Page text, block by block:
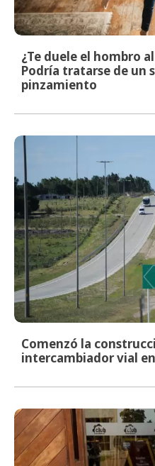
¿Te duele el hombro
Podría tratarse de un
pinzamiento
Comenzó la
intercambiador vial